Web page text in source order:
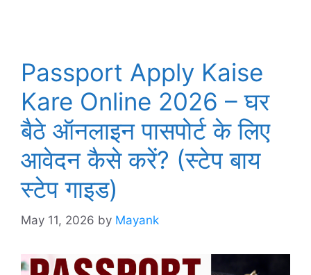
Passport Apply Kaise
Kare Online 2026 – घर
बैठे ऑनलाइन पासपोर्ट के लिए
आवेदन कैसे करें? (स्टेप बाय
स्टेप गाइड)
May 11, 2026 by Mayank